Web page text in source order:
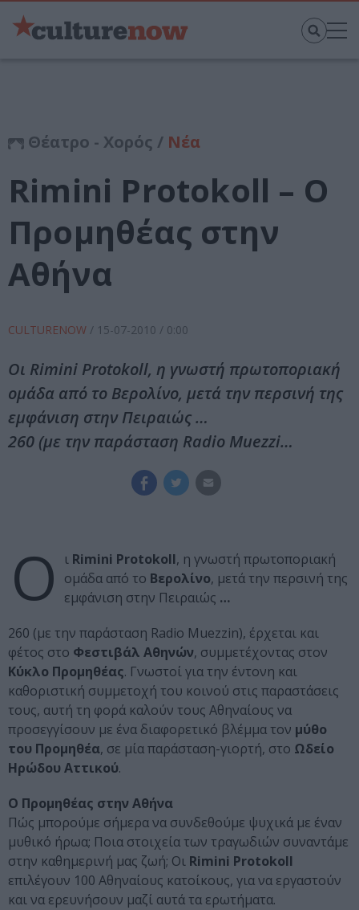
Θέατρο - Χορός / Νέα
Rimini Protokoll – Ο
Προμηθέας στην
Αθήνα
CULTURENOW / 15-07-2010 / 0:00
Οι Rimini Protokoll, η γνωστή πρωτοποριακή
ομάδα από το Βερολίνο, μετά την περσινή της
εμφάνιση στην Πειραιώς …
260 (με την παράσταση Radio Muezzi…
Ο ι Rimini Protokoll, η γνωστή πρωτοποριακή
ομάδα από το Βερολίνο, μετά την περσινή της
εμφάνιση στην Πειραιώς …
260 (με την παράσταση Radio Muezzin), έρχεται και
φέτος στο Φεστιβάλ Αθηνών, συμμετέχοντας στον
Κύκλο Προμηθέας. Γνωστοί για την έντονη και
καθοριστική συμμετοχή του κοινού στις παραστάσεις
τους, αυτή τη φορά καλούν τους Αθηναίους να
προσεγγίσουν με ένα διαφορετικό βλέμμα τον μύθο
του Προμηθέα, σε μία παράσταση-γιορτή, στο Ωδείο
Ηρώδου Αττικού.
Ο Προμηθέας στην Αθήνα
Πώς μπορούμε σήμερα να συνδεθούμε ψυχικά με έναν
μυθικό ήρωα; Ποια στοιχεία των τραγωδιών συναντάμε
στην καθημερινή μας ζωή; Οι Rimini Protokoll
επιλέγουν 100 Αθηναίους κατοίκους, για να εργαστούν
και να ερευνήσουν μαζί αυτά τα ερωτήματα.